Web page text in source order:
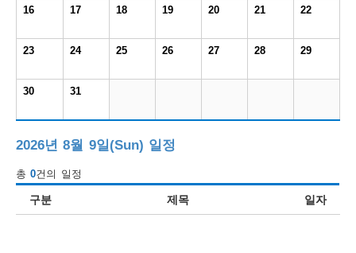
정
보
미
16 17 18 19 20 21 22
23 24 25 26 27 28 29
30 31
2026년 8월 9일(Sun) 일정
총0건의 일정
구분 제목 일자
도
우
미